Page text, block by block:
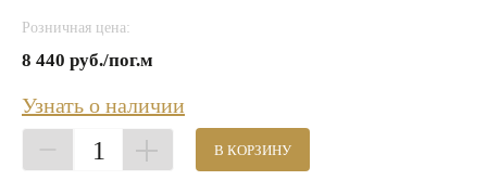
Розничная цена:
8 440 руб./пог.м
Узнать о наличии
1 В КОРЗИНУ